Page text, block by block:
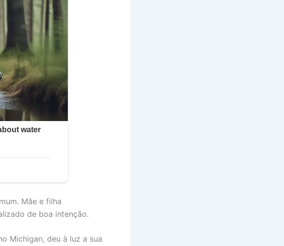
Mãe e filha
de boa intenção.
Michigan, deu à luz a sua